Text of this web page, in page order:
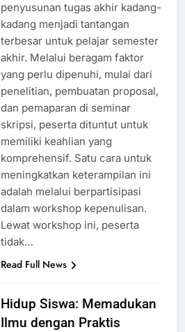
penyusunan tugas akhir kadang-
kadang menjadi tantangan
terbesar untuk pelajar semester
akhir. Melalui beragam faktor
yang perlu dipenuhi, mulai dari
penelitian, pembuatan proposal,
dan pemaparan di seminar
skripsi, peserta dituntut untuk
memiliki keahlian yang
komprehensif. Satu cara untuk
meningkatkan keterampilan ini
adalah melalui berpartisipasi
dalam workshop kepenulisan.
Lewat workshop ini, peserta
tidak…
Read Full News
Hidup Siswa: Memadukan
Ilmu dengan Praktis